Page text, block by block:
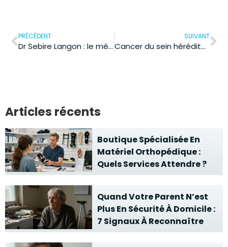
PRÉCÉDENT
Dr Sebire Langon : le médecin généraliste au service des patients locaux
SUIVANT
Cancer du sein héréditaire : les 5 facteurs majeurs à connaître
Articles récents
Boutique Spécialisée En
Matériel Orthopédique :
Quels Services Attendre ?
Quand Votre Parent N’est
Plus En Sécurité À Domicile :
7 Signaux À Reconnaître